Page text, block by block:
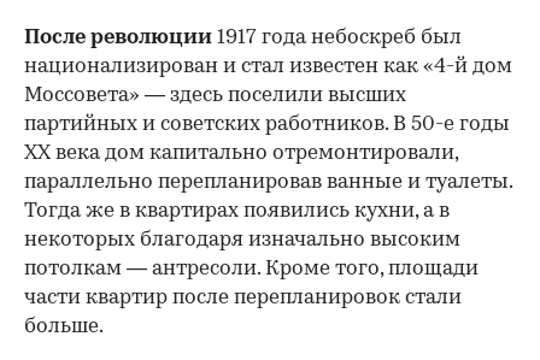
После революции 1917 года небоскреб был
национализирован и стал известен как «4-й дом
Моссовета» — здесь поселили высших
партийных и советских работников. В 50-е годы
ХХ века дом капитально отремонтировали,
параллельно перепланировав ванные и туалеты.
Тогда же в квартирах появились кухни, а в
некоторых благодаря изначально высоким
потолкам — антресоли. Кроме того, площади
части квартир после перепланировок стали
больше.